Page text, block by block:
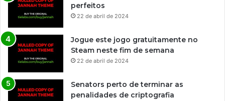
perfeitos
22 de abril de 2024
Jogue este jogo gratuitamente no
Steam neste fim de semana
22 de abril de 2024
Senators perto de terminar as
penalidades de criptografia